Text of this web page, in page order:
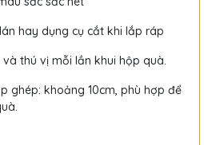
hay dụng cụ cắt khi lắp ráp
thú vị mỗi lần khui hộp quà.
ghép: khoảng 10cm, phù hợp để